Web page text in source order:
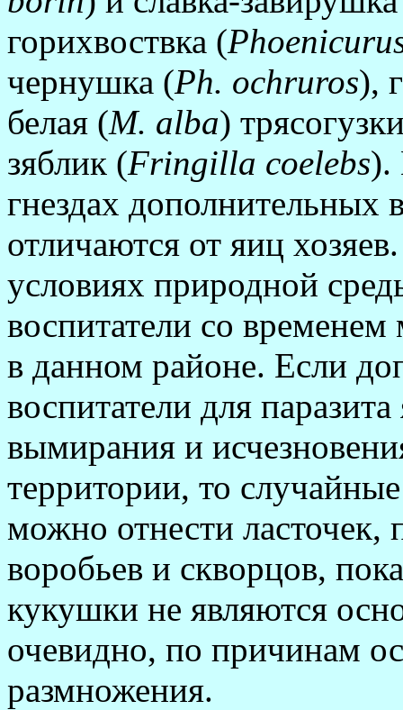
горихвоствка (
чернушка (Ph. ochruros),
белая (M. alba)
зяблик (Fringilla coelebs).
гнездах дополнительных
отличаются от яиц
условиях природной
воспитатели со
в данном районе. Если
воспитатели для
вымирания и
территории, то
можно отнести ласточек,
воробьев и скворцов,
кукушки не являются
очевидно, по причинам
размножения.